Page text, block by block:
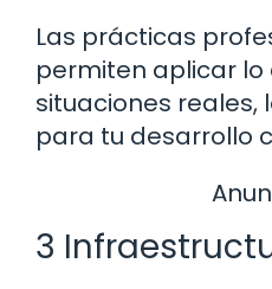
Las prácticas
permiten aplicar
situaciones reales,
para tu desarrollo
3